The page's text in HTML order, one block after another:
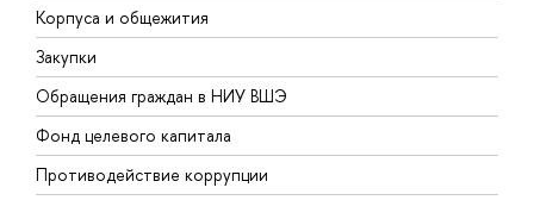
Корпуса и общежития
Закупки
Обращения граждан в НИУ ВШЭ
Фонд целевого капитала
Противодействие коррупции